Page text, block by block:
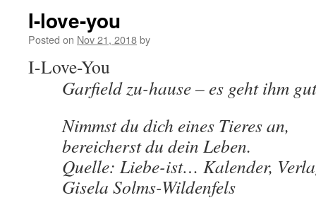
I-love-you
Posted on Nov 21, 2018by
I-Love-You
Garfield zu-hause – es geht ihm
Nimmst du dich eines Tieres an,
bereicherst du dein Leben.
Quelle: Liebe-ist… Kalender,
Gisela Solms-Wildenfels